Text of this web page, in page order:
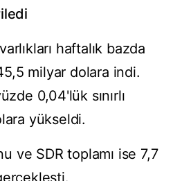
haftalık bazda
milyar dolara indi.
0,04'lük sınırlı
yükseldi.
ve SDR toplamı ise 7,7